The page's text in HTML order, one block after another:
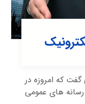
که امروزه در
رسانه های عمومی